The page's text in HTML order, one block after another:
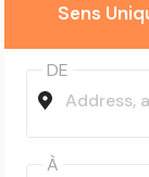
Sens
DE
À